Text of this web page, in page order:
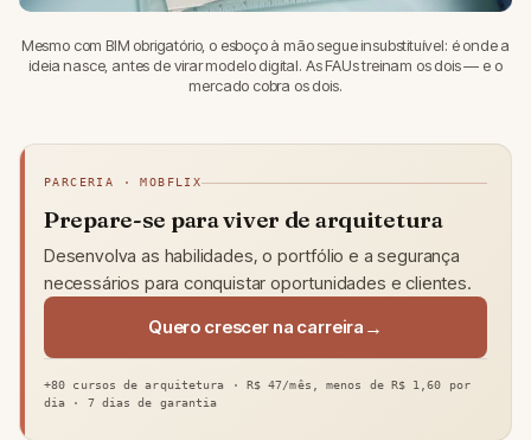
Mesmo com BIM obrigatório, o esboço à mão segue insubstituível: é onde a
ideia nasce, antes de virar modelo digital. As FAUs treinam os dois — e o
mercado cobra os dois.
PARCERIA · MOBFLIX
Prepare-se para viver de arquitetura
Desenvolva as habilidades, o portfólio e a segurança
necessários para conquistar oportunidades e clientes.
Quero crescer na carreira
+80 cursos de arquitetura · R$ 47/mês, menos de R$ 1,60 por
dia · 7 dias de garantia